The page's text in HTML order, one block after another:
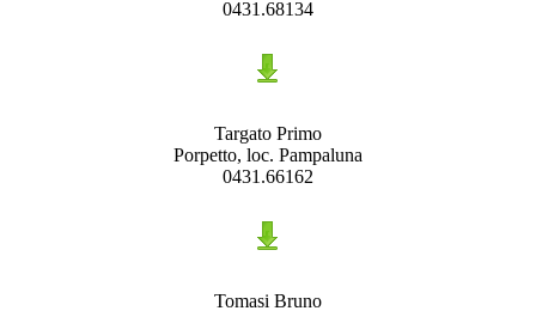
0431.68134
Targato Primo
Porpetto, loc. Pampaluna
0431.66162
Tomasi Bruno